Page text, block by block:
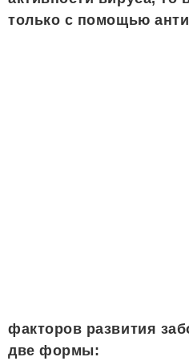
только с помощью
факторов развития
две формы: